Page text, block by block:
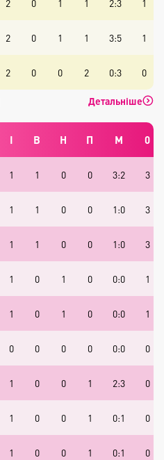
2 0 1 1 2:3 1
2 0 1 1 3:5 1
2 0 0 2 0:3 0
Детальніше
І В Н П М 0
1 1 0 0 3:2 3
1 1 0 0 1:0 3
1 1 0 0 1:0 3
1 0 1 0 0:0 1
1 0 1 0 0:0 1
0 0 0 0 0:0 0
1 0 0 1 2:3 0
1 0 0 1 0:1 0
1 0 0 1 0:1 0